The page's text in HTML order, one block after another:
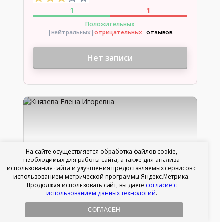
1 1
Положительных
|нейтральных|отрицательных отзывов
Нет записи
Князева Елена Игоревна
Стаж 12 лет
На сайте осуществляется обработка файлов cookie,
необходимых для работы сайта, а также для анализа
использования сайта и улучшения предоставляемых сервисов с
использованием метрической программы Яндекс.Метрика.
Продолжая использовать сайт, вы даете согласие с
использованием данных технологий.
СОГЛАСЕН